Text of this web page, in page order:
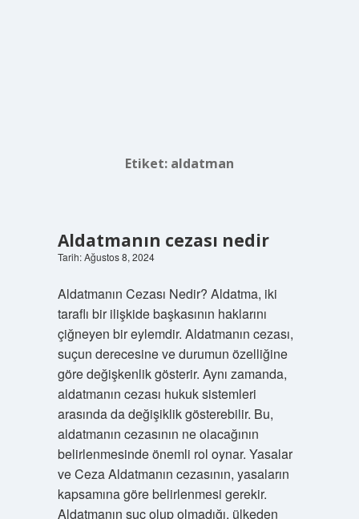
Etiket: aldatman
Aldatmanın cezası nedir
Tarih: Ağustos 8, 2024
Aldatmanın Cezası Nedir? Aldatma, iki
taraflı bir ilişkide başkasının haklarını
çiğneyen bir eylemdir. Aldatmanın cezası,
suçun derecesine ve durumun özelliğine
göre değişkenlik gösterir. Aynı zamanda,
aldatmanın cezası hukuk sistemleri
arasında da değişiklik gösterebilir. Bu,
aldatmanın cezasının ne olacağının
belirlenmesinde önemli rol oynar. Yasalar
ve Ceza Aldatmanın cezasının, yasaların
kapsamına göre belirlenmesi gerekir.
Aldatmanın suç olup olmadığı, ülkeden